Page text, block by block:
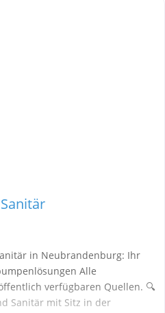
in Neubrandenburg: Ihr
Alle
verfügbaren Quellen. 🔍
Sanitär mit Sitz in der